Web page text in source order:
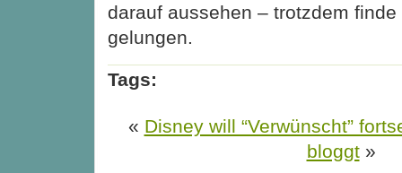
darauf aussehen – trotzdem
gelungen.
Tags:
« Disney will “Verwünscht”
bloggt»